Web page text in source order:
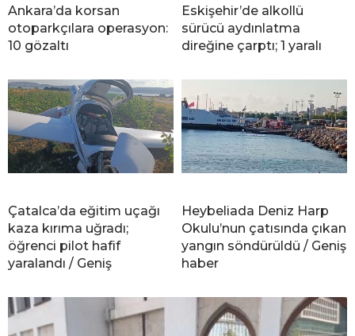
Ankara’da korsan
otoparkçılara operasyon:
10 gözaltı
Eskişehir’de alkollü
sürücü aydınlatma
direğine çarptı; 1 yaralı
Çatalca’da eğitim uçağı
kaza kırıma uğradı;
öğrenci pilot hafif
yaralandı / Geniş
Heybeliada Deniz Harp
Okulu’nun çatısında çıkan
yangın söndürüldü / Geniş
haber